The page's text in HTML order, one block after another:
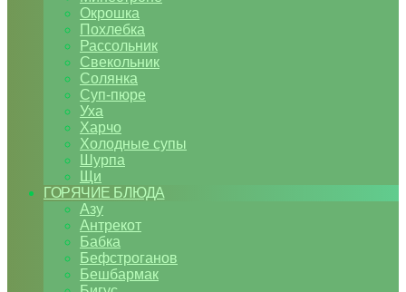
Окрошка
Похлебка
Рассольник
Свекольник
Солянка
Суп-пюре
Уха
Харчо
Холодные супы
Шурпа
Щи
ГОРЯЧИЕ БЛЮДА
Азу
Антрекот
Бабка
Бефстроганов
Бешбармак